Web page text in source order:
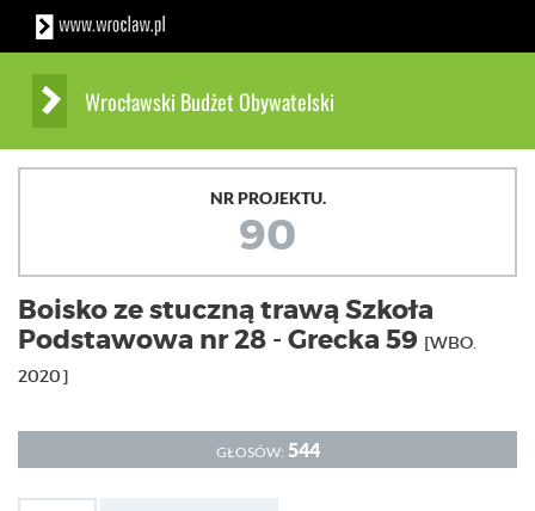
Wrocławski Budżet Obywatelski
NR PROJEKTU.
90
Boisko ze stuczną trawą Szkoła
Podstawowa nr 28 - Grecka 59 [WBO.
2020]
GŁOSÓW: 544